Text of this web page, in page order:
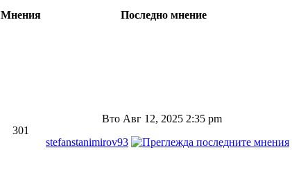
Мнения
Последно мнение
301
Вто Авг 12, 2025 2:35 pm
stefanstanimirov93